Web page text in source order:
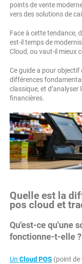
points de vente
vers des solutions de
Face à cette tendance,
est-il temps de
Cloud, ou vaut-il mieux
Ce guide a pour objectif
différences
classique, et
financières.
Quelle est la
pos cloud et
Qu'est-ce qu'une
fonctionne-t-elle ?
Un Cloud POS (point de